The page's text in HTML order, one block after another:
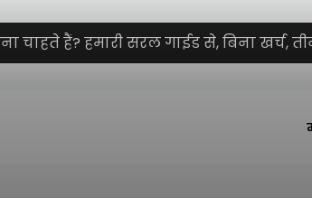
चाहते हैं? हमारी सरल गाईड से, बिना खर्च,